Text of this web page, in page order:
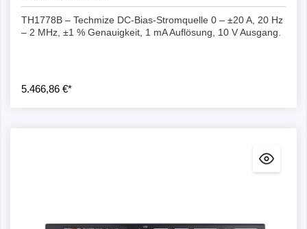
TH1778B – Techmize DC-Bias-Stromquelle 0 – ±20 A, 20 Hz
– 2 MHz, ±1 % Genauigkeit, 1 mA Auflösung, 10 V Ausgang.
5.466,86 €*